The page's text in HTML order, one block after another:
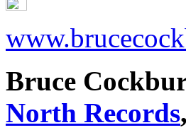
Bruce
North Records